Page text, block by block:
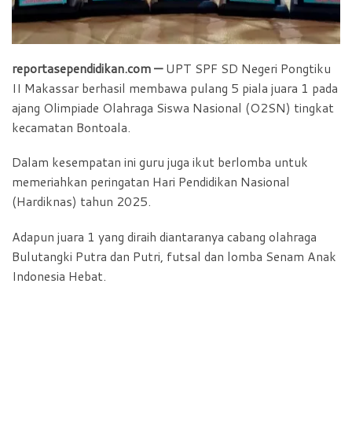
reportasependidikan.com —UPT SPF SD Negeri Pongtiku
II Makassar berhasil membawa pulang 5 piala juara 1 pada
ajang Olimpiade Olahraga Siswa Nasional (O2SN) tingkat
kecamatan Bontoala.
Dalam kesempatan ini guru juga ikut berlomba untuk
memeriahkan peringatan Hari Pendidikan Nasional
(Hardiknas) tahun 2025.
Adapun juara 1 yang diraih diantaranya cabang olahraga
Bulutangki Putra dan Putri, futsal dan lomba Senam Anak
Indonesia Hebat.